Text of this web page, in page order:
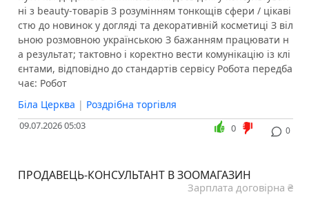
ні з beauty-товарів З розумінням тонкощів сфери / цікаві
стю до новинок у догляді та декоративній косметиці З віл
ьною розмовною українською З бажанням працювати н
а результат; тактовно і коректно вести комунікацію із клі
єнтами, відповідно до стандартів сервісу Робота передба
чає: Робот
Біла Церква | Роздрібна торгівля
09.07.2026 05:03 0
0
ПРОДАВЕЦЬ-КОНСУЛЬТАНТ В ЗООМАГАЗИН
Зарплата договірна ₴